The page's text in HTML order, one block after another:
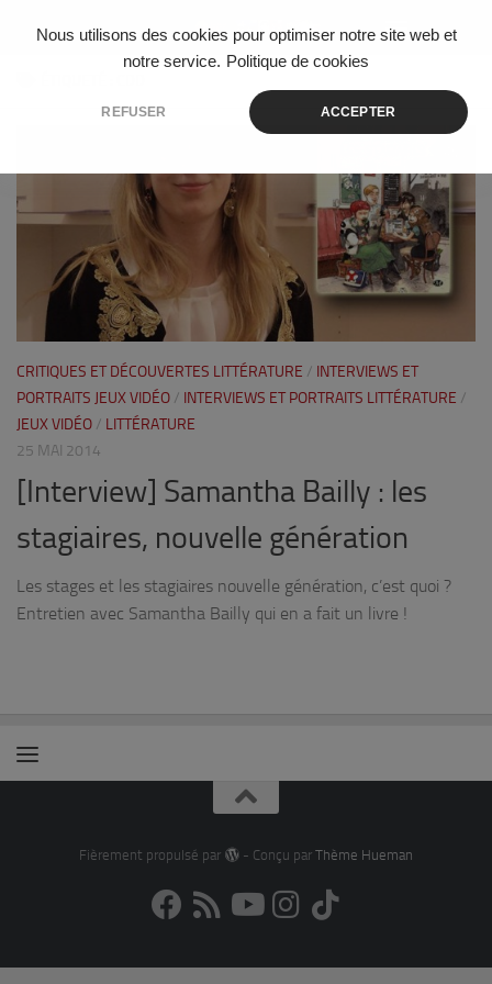
Nous utilisons des cookies pour optimiser notre site web et
notre service. Politique de cookies
REFUSER ACCEPTER
Skip to content
CRITIQUES ET DÉCOUVERTES LITTÉRATURE / INTERVIEWS ET
PORTRAITS JEUX VIDÉO / INTERVIEWS ET PORTRAITS LITTÉRATURE /
JEUX VIDÉO / LITTÉRATURE
25 MAI 2014
[Interview] Samantha Bailly : les
stagiaires, nouvelle génération
Les stages et les stagiaires nouvelle génération, c’est quoi ?
Entretien avec Samantha Bailly qui en a fait un livre !
Fièrement propulsé par - Conçu par Thème Hueman